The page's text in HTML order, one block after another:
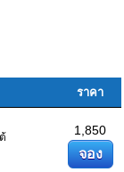
ราคา
1,850
จอง